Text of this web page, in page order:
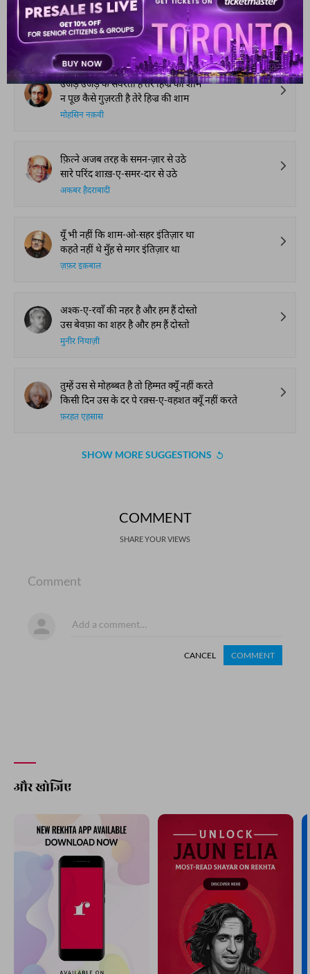
आप ये भी पढ़ सकते हैं
हमारी पसंद
उजड़ उजड़ के सँवरती है तेरे हिज्र की शाम
न पूछ कैसे गुज़रती है तेरे हिज्र की शाम
मोहसिन नक़वी
फ़ित्ने अजब तरह के समन-ज़ार से उठे
सारे परिंद शाख़-ए-समर-दार से उठे
अकबर हैदराबादी
यूँ भी नहीं कि शाम-ओ-सहर इंतिज़ार था
कहते नहीं थे मुँह से मगर इंतिज़ार था
ज़फ़र इक़बाल
अश्क-ए-रवाँ की नहर है और हम हैं दोस्तो
उस बेवफ़ा का शहर है और हम हैं दोस्तो
मुनीर नियाज़ी
तुम्हें उस से मोहब्बत है तो हिम्मत क्यूँ नहीं करते
किसी दिन उस के दर पे रक़्स-ए-वहशत क्यूँ नहीं करते
फ़रहत एहसास
SHOW MORE SUGGESTIONS
COMMENT
SHARE YOUR VIEWS
Comment
CANCEL COMMENT
और खोजिए